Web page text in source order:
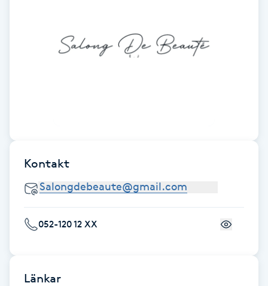
Fransfärgning
Fransk manikyr
Kontakt
052-120 12 XX
Länkar